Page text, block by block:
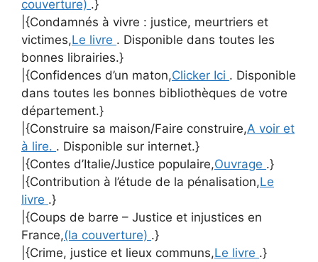
couverture) .}
|{Condamnés à vivre : justice, meurtriers et
victimes,Le livre . Disponible dans toutes les
bonnes librairies.}
|{Confidences d’un maton,Clicker Ici . Disponible
dans toutes les bonnes bibliothèques de votre
département.}
|{Construire sa maison/Faire construire,A voir et
à lire. . Disponible sur internet.}
|{Contes d’Italie/Justice populaire,Ouvrage .}
|{Contribution à l’étude de la pénalisation,Le
livre .}
|{Coups de barre – Justice et injustices en
France,(la couverture) .}
|{Crime, justice et lieux communs,Le livre .}